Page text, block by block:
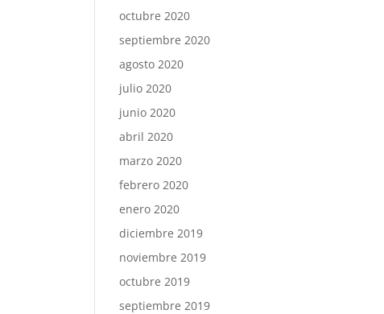
octubre 2020
septiembre 2020
agosto 2020
julio 2020
junio 2020
abril 2020
marzo 2020
febrero 2020
enero 2020
diciembre 2019
noviembre 2019
octubre 2019
septiembre 2019